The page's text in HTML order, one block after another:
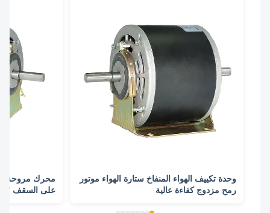
وحدة تكييف الهواء المنفاخ ستارة الهواء موتور
رمح مزدوج كفاءة عالية
محرك مروحة